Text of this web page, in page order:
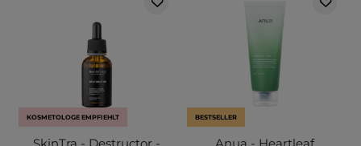
KOSMETOLOGE EMPFIEHLT BESTSELLER